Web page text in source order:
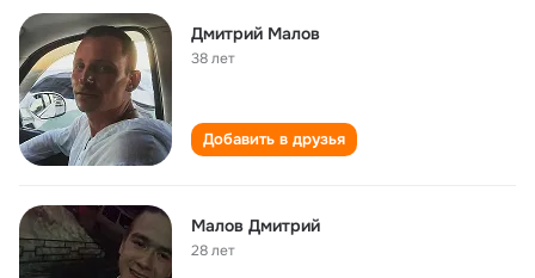
Дмитрий Малов
38 лет
Добавить в друзья
Малов Дмитрий
28 лет